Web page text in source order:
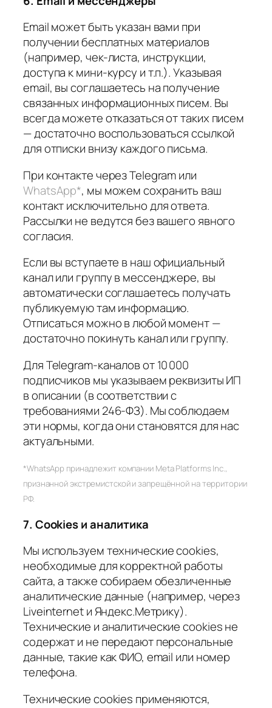
Email может быть указан вами при
получении бесплатных материалов
(например, чек-листа, инструкции,
доступа к мини-курсу и т.п.). Указывая
email, вы соглашаетесь на получение
связанных информационных писем. Вы
всегда можете отказаться от таких писем
— достаточно воспользоваться ссылкой
для отписки внизу каждого письма.
При контакте через Telegram или
WhatsApp*, мы можем сохранить ваш
контакт исключительно для ответа.
Рассылки не ведутся без вашего явного
согласия.
Если вы вступаете в наш официальный
канал или группу в мессенджере, вы
автоматически соглашаетесь получать
публикуемую там информацию.
Отписаться можно в любой момент —
достаточно покинуть канал или группу.
Для Telegram-каналов от 10 000
подписчиков мы указываем реквизиты ИП
в описании (в соответствии с
требованиями 246-ФЗ). Мы соблюдаем
эти нормы, когда они становятся для нас
актуальными.
*WhatsApp принадлежит компании Meta Platforms Inc.,
признанной экстремистской и запрещённой на территории
РФ.
7. Cookies и аналитика
Мы используем технические cookies,
необходимые для корректной работы
сайта, а также собираем обезличенные
аналитические данные (например, через
Liveinternet и Яндекс.Метрику).
Технические и аналитические cookies не
содержат и не передают персональные
данные, такие как ФИО, email или номер
телефона.
Технические cookies применяются,